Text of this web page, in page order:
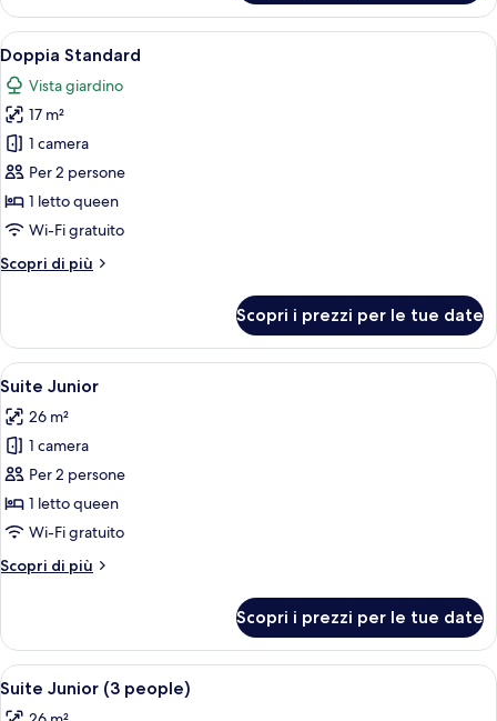
uso
singolo
Apri
tutte
le
foto
per
Doppia
Standard
Una camera da letto con un letto
9
Doppia Standard
Vista giardino
17 m²
1 camera
Per 2 persone
1 letto queen
Wi-Fi gratuito
Scopri di più
Altri
Standard
Scopri i prezzi per le tue date
Apri
tutte
le
foto
per
Suite
Junior
Una camera compatta con un letto,
7
Suite Junior
26 m²
1 camera
Per 2 persone
1 letto queen
Wi-Fi gratuito
Scopri di più
Altri
Junior
Scopri i prezzi per le tue date
Apri
tutte
Una camera da letto con un letto
9
Suite Junior (3 people)